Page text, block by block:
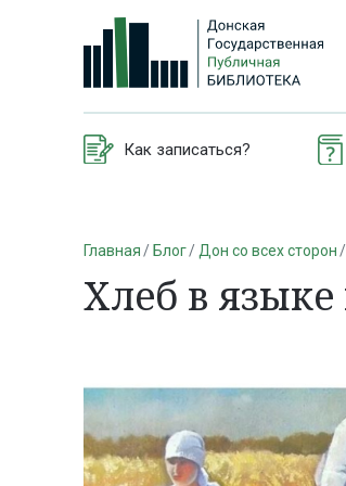
Как записаться?
Главная Блог Дон со всех сторон
Хлеб в